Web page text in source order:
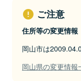
ご注意
住所等の変更情報
岡山市は
岡山県の変更情報